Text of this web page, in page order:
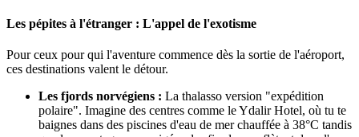
Les pépites à l'étranger : L'appel de l'exotisme
Pour ceux pour qui l'aventure commence dès la sortie de l'aéroport,
ces destinations valent le détour.
Les fjords norvégiens : La thalasso version "expédition
polaire". Imagine des centres comme le Ydalir Hotel, où tu te
baignes dans des piscines d'eau de mer chauffée à 38°C tandis